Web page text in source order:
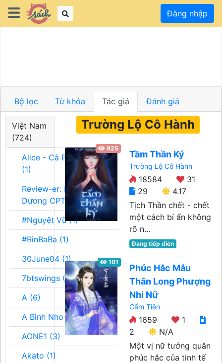
Đăng nhập
Bộ lọc Từ khóa Tác giả Đánh giá
Việt Nam
(724)
Alice - Cà Phê Team
(1)
Review-er: Dương
Dương CPT (1)
#Nguyệt Vũ (1)
#RinBaBa (1)
30June04 (1)
7btswings (3)
A (6)
A Bình Nho (2)
AONE1 (3)
Akato (1)
Trường Lộ Cô Hành
925
Tầm Thần Ký
Trường Lộ Cô Hành
18584
31
29
4.17
Tịch Thần chết - chết
một cách bí ẩn không
rõ n...
Đang tiếp diễn
101
Phúc Hắc Mẫu
Thân Long Phượng
Nhi Nữ
Cẩm Tiên
1659
1
2
N/A
Một vị nữ tướng quân
phúc hắc của tinh tế